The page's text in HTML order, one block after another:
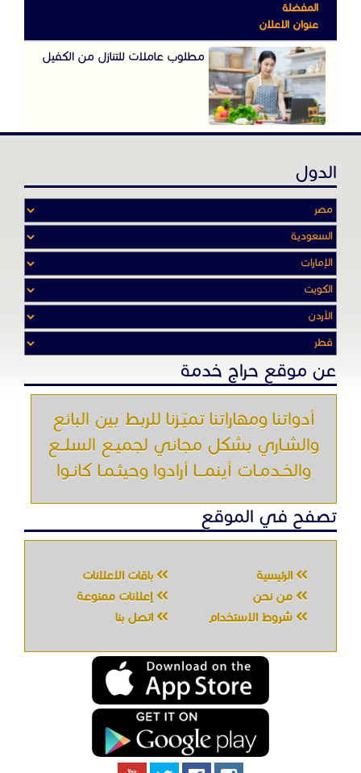
المفضلة
عنوان الاعلان
مطلوب عاملات للتنازل من الكفيل
الدول
عن موقع حراج خدمة
أدواتنا ومهاراتنا تميّـزنا للربط بين البائع
والشـاري بشكل مجاني لجميـع السلــع
والخـدمـات أينمـــا أرادوا وحيثـمـا كانـوا
تصفح في الموقع
الرئيسية
باقات الإعلانات
من نحن
إعلانات ممنوعة
شروط الاستخدام
اتصل بنا